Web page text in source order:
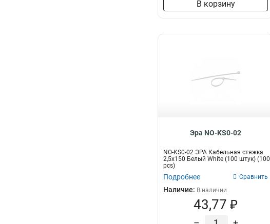
В корзину
Эра NO-KS0-02
NO-KS0-02 ЭРА Кабельная стяжка
2,5х150 Белый White (100 штук) (100
pcs)
Подробнее Сравнить
Наличие: В наличии
43,77 ₽